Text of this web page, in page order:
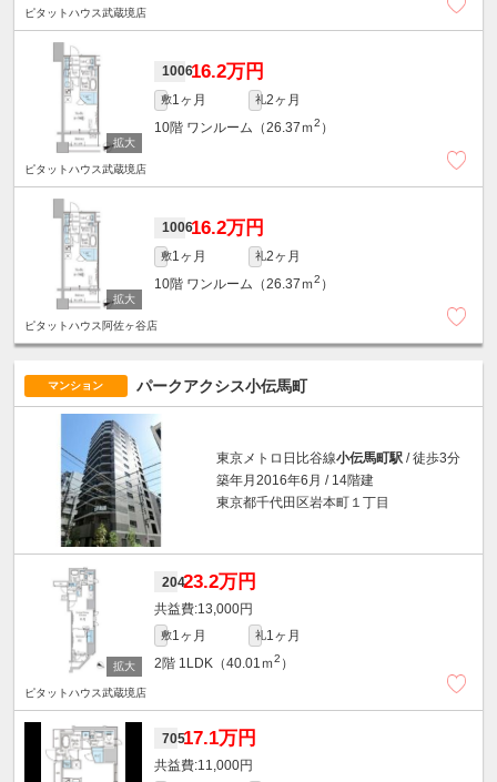
ピタットハウス武蔵境店
100616.2万円
敷1ヶ月 礼2ヶ月
10階 ワンルーム（26.37ｍ2 ）
ピタットハウス武蔵境店
100616.2万円
敷1ヶ月 礼2ヶ月
10階 ワンルーム（26.37ｍ2 ）
ピタットハウス阿佐ヶ谷店
マンション パークアクシス小伝馬町
東京メトロ日比谷線小伝馬町駅 / 徒歩3分
築年月2016年6月 / 14階建
東京都千代田区岩本町１丁目
20423.2万円
13,000円
敷1ヶ月 礼1ヶ月
2階 1LDK（40.01ｍ2 ）
ピタットハウス武蔵境店
70517.1万円
11,000円